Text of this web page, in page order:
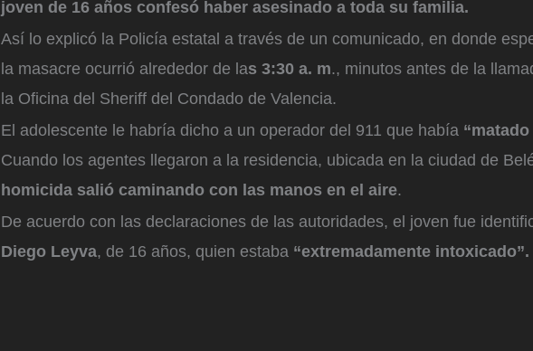
joven de 16 años confesó haber asesinado a toda su familia.
Así lo explicó la Policía estatal a través de un comunicado, en donde
la masacre ocurrió alrededor de las 3:30 a. m., minutos antes de la
la Oficina del Sheriff del Condado de Valencia.
El adolescente le habría dicho a un operador del 911 que había
Cuando los agentes llegaron a la residencia, ubicada en la ciudad de
homicida salió caminando con las manos en el aire.
De acuerdo con las declaraciones de las autoridades, el joven fue
Diego Leyva, de 16 años, quien estaba “extremadamente intoxicado”.